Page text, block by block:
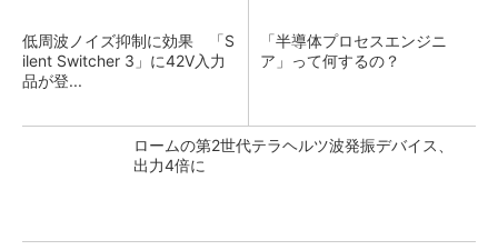
低周波ノイズ抑制に効果 「S
ilent Switcher 3」に42V入力
品が登...
「半導体プロセスエンジニ
ア」って何するの？
ロームの第2世代テラヘルツ波発振デバイス、
出力4倍に